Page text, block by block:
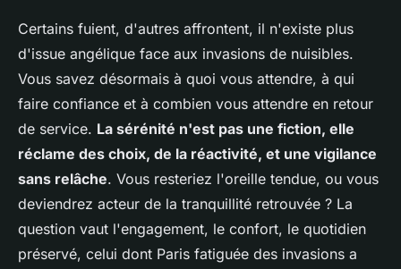
Certains fuient, d'autres affrontent, il n'existe plus
d'issue angélique face aux invasions de nuisibles.
Vous savez désormais à quoi vous attendre, à qui
faire confiance et à combien vous attendre en retour
de service. La sérénité n'est pas une fiction, elle
réclame des choix, de la réactivité, et une vigilance
sans relâche. Vous resteriez l'oreille tendue, ou vous
deviendrez acteur de la tranquillité retrouvée ? La
question vaut l'engagement, le confort, le quotidien
préservé, celui dont Paris fatiguée des invasions a